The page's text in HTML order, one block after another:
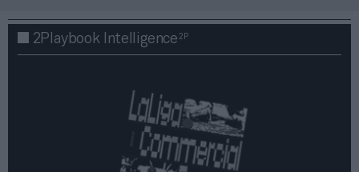
2Playbook Intelligence2P